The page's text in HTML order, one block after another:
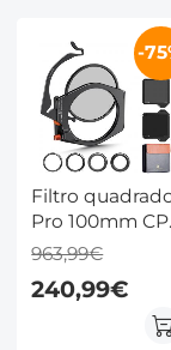
-
Filtro
Pro 100mm
+ ND8 + ND64 +
ND1000 Filtro e
67mm 72mm
77mm 82mm
963,99€
240,99€